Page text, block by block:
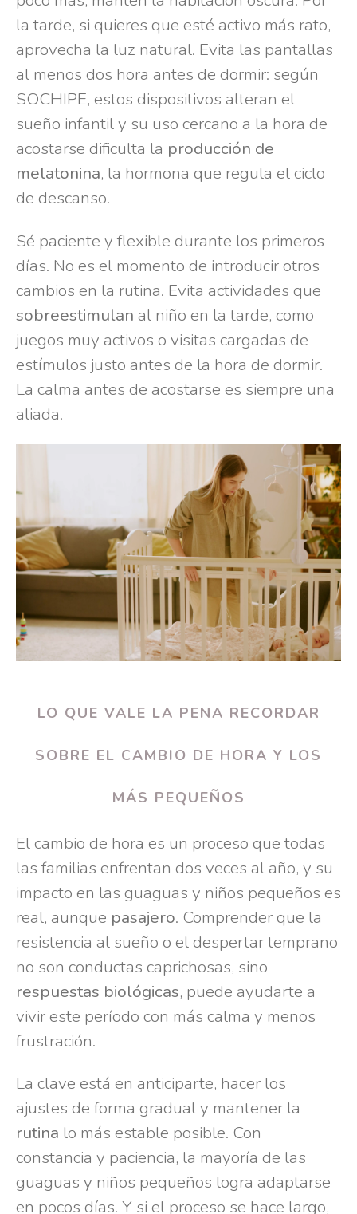
la tarde, si quieres que esté activo más rato,
aprovecha la luz natural. Evita las pantallas
al menos dos hora antes de dormir: según
SOCHIPE, estos dispositivos alteran el
sueño infantil y su uso cercano a la hora de
acostarse dificulta la producción de
melatonina, la hormona que regula el ciclo
de descanso.
Sé paciente y flexible durante los primeros
días. No es el momento de introducir otros
cambios en la rutina. Evita actividades que
sobreestimulan al niño en la tarde, como
juegos muy activos o visitas cargadas de
estímulos justo antes de la hora de dormir.
La calma antes de acostarse es siempre una
aliada.
LO QUE VALE LA PENA RECORDAR
SOBRE EL CAMBIO DE HORA Y LOS
MÁS PEQUEÑOS
El cambio de hora es un proceso que todas
las familias enfrentan dos veces al año, y su
impacto en las guaguas y niños pequeños es
real, aunque pasajero. Comprender que la
resistencia al sueño o el despertar temprano
no son conductas caprichosas, sino
respuestas biológicas, puede ayudarte a
vivir este período con más calma y menos
frustración.
La clave está en anticiparte, hacer los
ajustes de forma gradual y mantener la
rutina lo más estable posible. Con
constancia y paciencia, la mayoría de las
guaguas y niños pequeños logra adaptarse
en pocos días. Y si el proceso se hace largo,